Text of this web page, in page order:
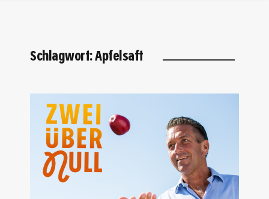
Schlagwort:Apfelsaft